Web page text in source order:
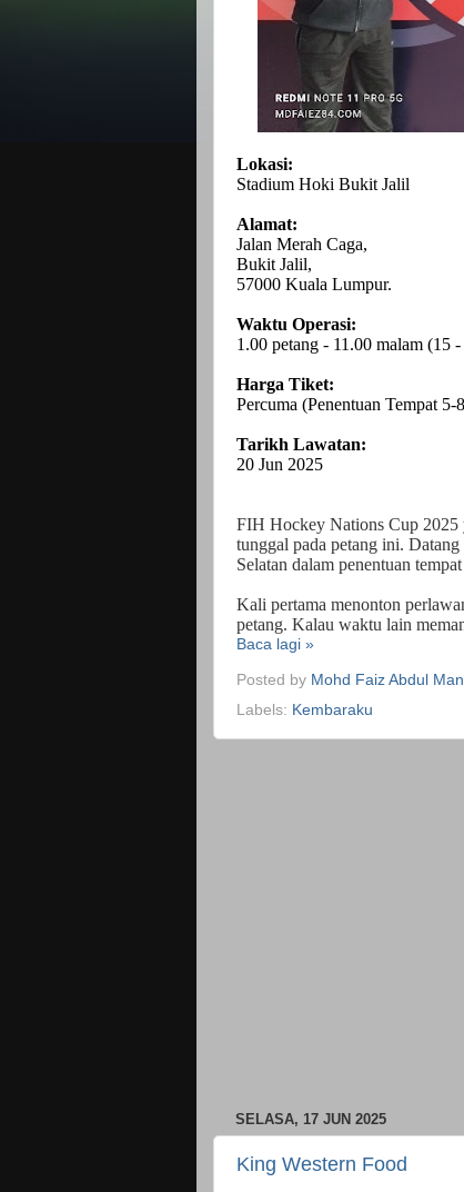
Lokasi:
Stadium Hoki Bukit Jalil
Alamat:
Jalan Merah Caga,
Bukit Jalil,
57000 Kuala Lumpur.
Waktu Operasi:
1.00 petang - 11.00 malam (15
Harga Tiket:
Percuma (Penentuan Tempat 5-
Tarikh Lawatan:
20 Jun 2025
FIH Hockey Nations Cup 2025
tunggal pada petang ini.
Selatan dalam penentuan
Kali pertama menonton
petang. Kalau waktu lain
Baca lagi »
Posted by Mohd Faiz Abdul
Labels: Kembaraku
SELASA, 17 JUN 2025
King Western Food